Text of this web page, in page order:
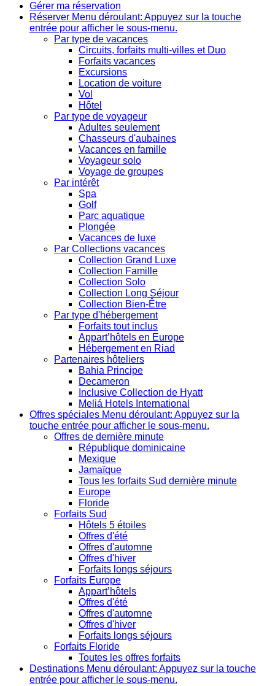
Gérer ma réservation
Réserver Menu déroulant: Appuyez sur la touche
entrée pour afficher le sous-menu.
Par type de vacances
Circuits, forfaits multi-villes et Duo
Forfaits vacances
Excursions
Location de voiture
Vol
Hôtel
Par type de voyageur
Adultes seulement
Chasseurs d'aubaines
Vacances en famille
Voyageur solo
Voyage de groupes
Par intérêt
Spa
Golf
Parc aquatique
Plongée
Vacances de luxe
Par Collections vacances
Collection Grand Luxe
Collection Famille
Collection Solo
Collection Long Séjour
Collection Bien-Être
Par type d'hébergement
Forfaits tout inclus
Appart’hôtels en Europe
Hébergement en Riad
Partenaires hôteliers
Bahia Principe
Decameron
Inclusive Collection de Hyatt
Meliá Hotels International
Offres spéciales Menu déroulant: Appuyez sur la
touche entrée pour afficher le sous-menu.
Offres de dernière minute
République dominicaine
Mexique
Jamaïque
Tous les forfaits Sud dernière minute
Europe
Floride
Forfaits Sud
Hôtels 5 étoiles
Offres d'été
Offres d'automne
Offres d'hiver
Forfaits longs séjours
Forfaits Europe
Appart’hôtels
Offres d'été
Offres d'automne
Offres d'hiver
Forfaits longs séjours
Forfaits Floride
Toutes les offres forfaits
Destinations Menu déroulant: Appuyez sur la touche
entrée pour afficher le sous-menu.